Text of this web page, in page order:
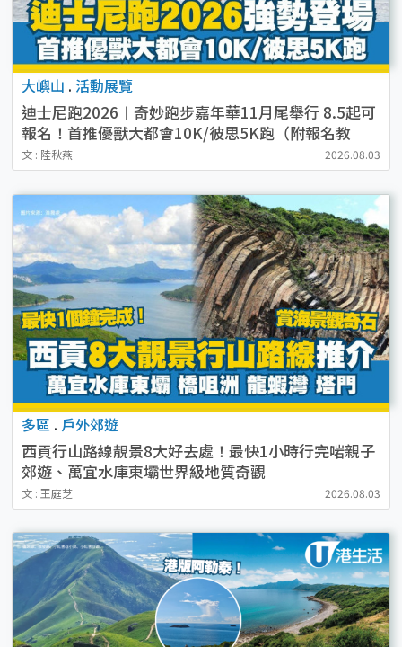
大嶼山 . 活動展覽
迪士尼跑2026︱奇妙跑步嘉年華11月尾舉行 8.5起可
報名！首推優獸大都會10K/彼思5K跑（附報名教
學）
文 : 陸秋燕 2026.08.03
多區 . 戶外郊遊
西貢行山路線靚景8大好去處！最快1小時行完啱親子
郊遊、萬宜水庫東壩世界級地質奇觀
文 : 王庭芝 2026.08.03